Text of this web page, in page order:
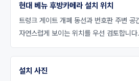
현대 베뉴 후방카메라 설치 위치
트렁크 게이트 개폐 동선과 번호판 주변 공
자연스럽게 보이는 위치를 우선 검토합니다.
설치 사진